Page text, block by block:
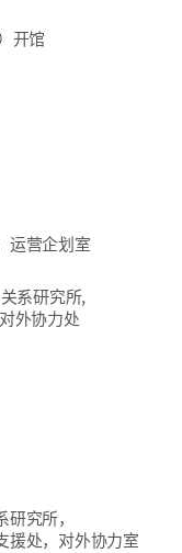
开馆
运营企划室
系研究所,
外协力处
究所，
援处，对外协力室